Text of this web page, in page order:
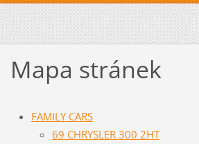
Mapa stránek
FAMILY CARS
69 CHRYSLER 300 2HT